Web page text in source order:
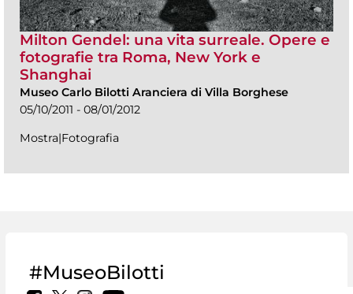
Milton Gendel: una vita surreale. Opere e
fotografie tra Roma, New York e
Shanghai
Museo Carlo Bilotti Aranciera di Villa Borghese
05/10/2011 - 08/01/2012
Mostra|Fotografia
#MuseoBilotti